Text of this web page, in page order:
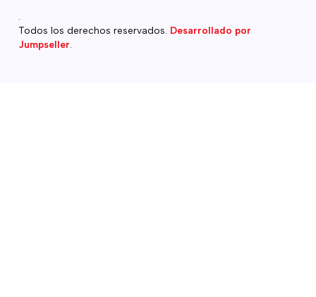
Todos los derechos reservados. Desarrollado por
Jumpseller